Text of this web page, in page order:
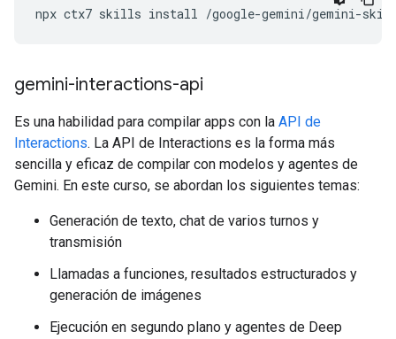
npx ctx7 skills install /google-gemini/gemini-
gemini-interactions-api
Es una habilidad para compilar apps con la API de
Interactions. La API de Interactions es la forma más
sencilla y eficaz de compilar con modelos y agentes de
Gemini. En este curso, se abordan los siguientes temas:
Generación de texto, chat de varios turnos y
transmisión
Llamadas a funciones, resultados estructurados y
generación de imágenes
Ejecución en segundo plano y agentes de Deep